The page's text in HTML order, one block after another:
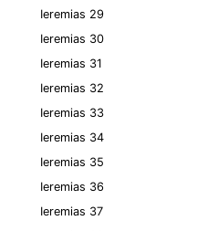
Ieremias 29
Ieremias 30
Ieremias 31
Ieremias 32
Ieremias 33
Ieremias 34
Ieremias 35
Ieremias 36
Ieremias 37